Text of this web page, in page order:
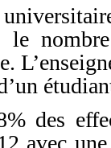
nombre
des
avec